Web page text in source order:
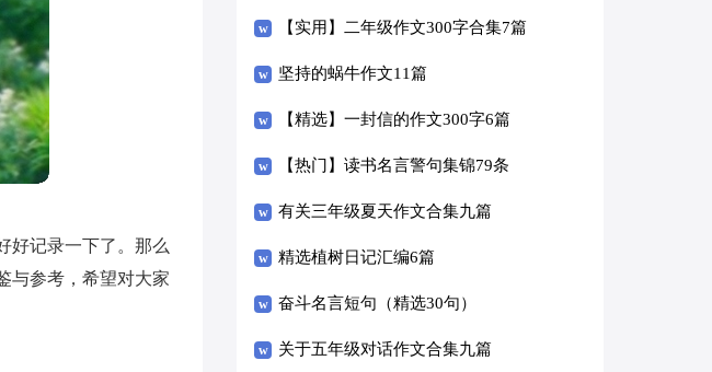
好记录一下了。那么
与参考，希望对大家
【实用】二年级作文300字合集7篇
坚持的蜗牛作文11篇
【精选】一封信的作文300字6篇
【热门】读书名言警句集锦79条
有关三年级夏天作文合集九篇
精选植树日记汇编6篇
奋斗名言短句（精选30句）
关于五年级对话作文合集九篇